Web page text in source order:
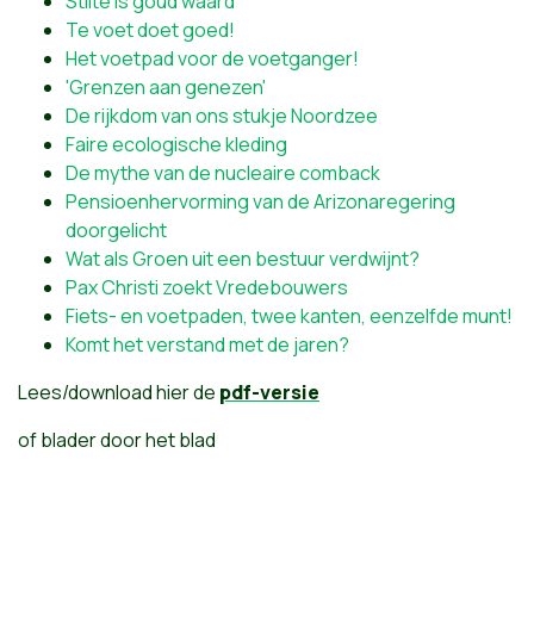
Te voet doet goed!
Het voetpad voor de voetganger!
'Grenzen aan genezen'
De rijkdom van ons stukje Noordzee
Faire ecologische kleding
De mythe van de nucleaire comback
Pensioenhervorming van de Arizonaregering
doorgelicht
Wat als Groen uit een bestuur verdwijnt?
Pax Christi zoekt Vredebouwers
Fiets- en voetpaden, twee kanten, eenzelfde munt!
Komt het verstand met de jaren?
Lees/download hier de pdf-versie
of blader door het blad